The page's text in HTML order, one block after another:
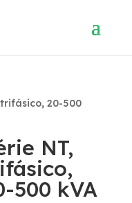
20-500
NT,
500 kVA